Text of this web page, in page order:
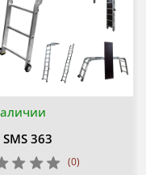
SMS 363
(0)